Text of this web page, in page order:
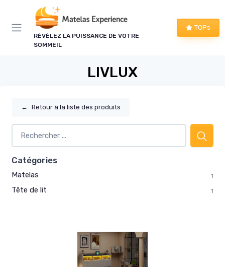
RÉVÉLEZ LA PUISSANCE DE VOTRE
SOMMEIL
TOPs
LIVLUX
← Retour à la liste des produits
Catégories
Matelas 1
Tête de lit 1
Panneau de gestion des cookies